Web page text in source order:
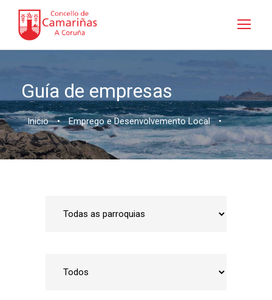
Guía de empresas
Inicio • Emprego e Desenvolvemento Local •